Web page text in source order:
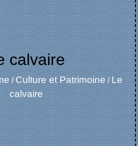
calvaire
/ Culture et Patrimoine / Le
calvaire